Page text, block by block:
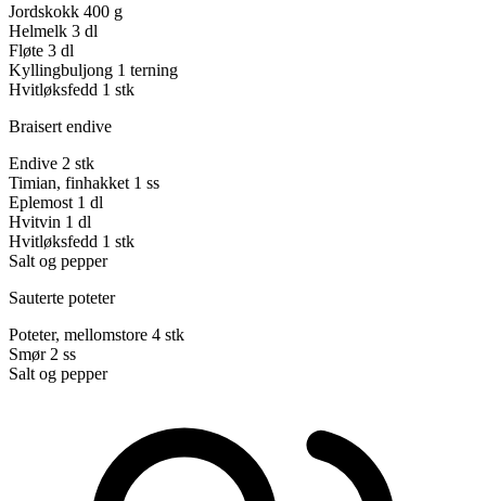
Jordskokk 400 g
Helmelk 3 dl
Fløte 3 dl
Kyllingbuljong 1 terning
Hvitløksfedd 1 stk
Braisert endive
Endive 2 stk
Timian, finhakket 1 ss
Eplemost 1 dl
Hvitvin 1 dl
Hvitløksfedd 1 stk
Salt og pepper
Sauterte poteter
Poteter, mellomstore 4 stk
Smør 2 ss
Salt og pepper